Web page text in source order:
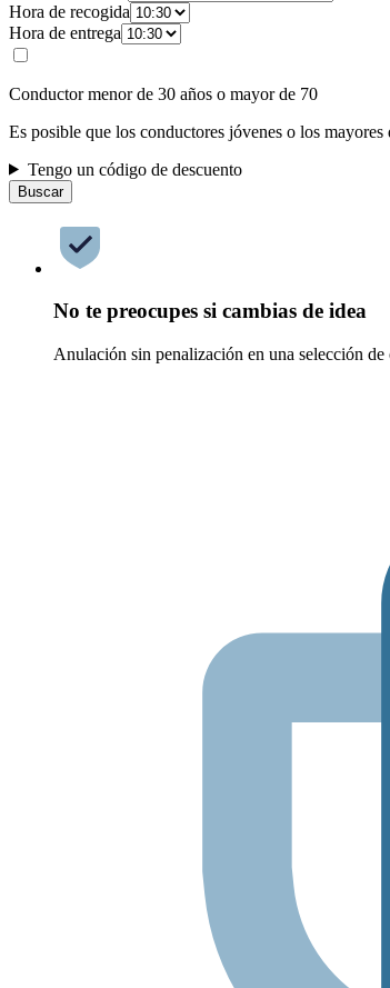
Hora de recogida
Hora de entrega
Conductor menor de 30 años o mayor de 70
Es posible que los conductores jóvenes o los mayores
Tengo un código de descuento
Buscar
No te preocupes si cambias de idea
Anulación sin penalización en una selección de